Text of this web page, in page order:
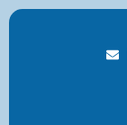
content